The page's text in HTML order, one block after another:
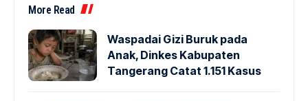
More Read
Waspadai Gizi Buruk pada
Anak, Dinkes Kabupaten
Tangerang Catat 1.151 Kasus